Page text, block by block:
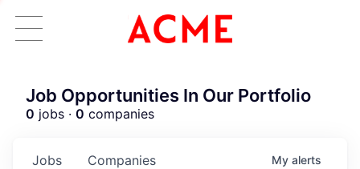
Job Opportunities In Our Portfolio
0 jobs · 0 companies
Jobs Companies My alerts